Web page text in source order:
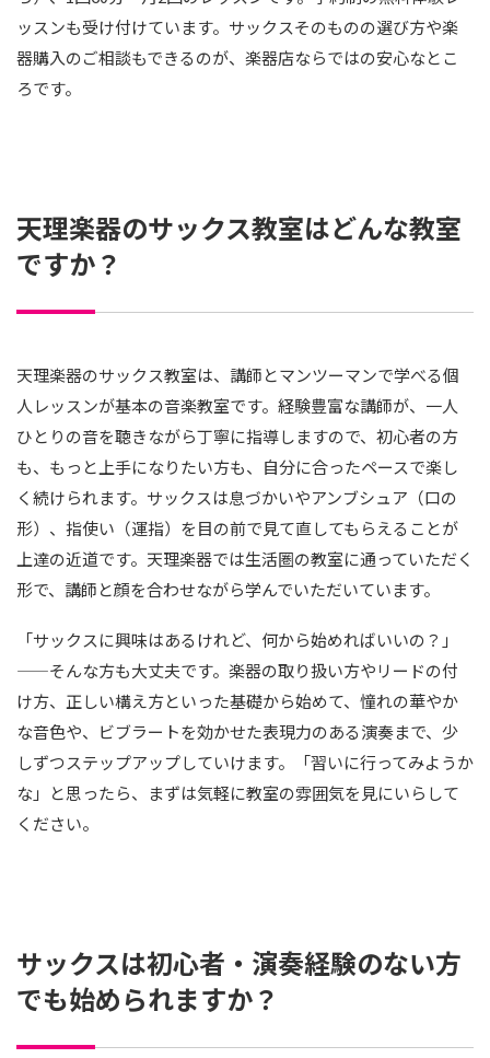
ッスンも受け付けています。サックスそのものの選び方や楽
器購入のご相談もできるのが、楽器店ならではの安心なとこ
ろです。
天理楽器のサックス教室はどんな教室
ですか？
天理楽器のサックス教室は、講師とマンツーマンで学べる個
人レッスンが基本の音楽教室です。経験豊富な講師が、一人
ひとりの音を聴きながら丁寧に指導しますので、初心者の方
も、もっと上手になりたい方も、自分に合ったペースで楽し
く続けられます。サックスは息づかいやアンブシュア（口の
形）、指使い（運指）を目の前で見て直してもらえることが
上達の近道です。天理楽器では生活圏の教室に通っていただく
形で、講師と顔を合わせながら学んでいただいています。
「サックスに興味はあるけれど、何から始めればいいの？」
——そんな方も大丈夫です。楽器の取り扱い方やリードの付
け方、正しい構え方といった基礎から始めて、憧れの華やか
な音色や、ビブラートを効かせた表現力のある演奏まで、少
しずつステップアップしていけます。「習いに行ってみようか
な」と思ったら、まずは気軽に教室の雰囲気を見にいらして
ください。
サックスは初心者・演奏経験のない方
でも始められますか？